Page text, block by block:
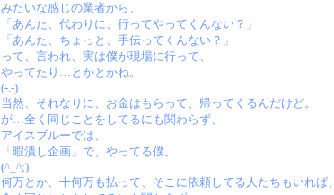
みたいな感じの業者から、
「あんた、代わりに、行ってやってくんない？」
「あんた、ちょっと、手伝ってくんない？」
って、言われ、実は僕が現場に行って、
やってたり…とかとかね。
(-.-)
当然、それなりに、お金はもらって、帰ってくるんだけど。
が…全く同じことをしてるにも関わらず、
アイスブルーでは、
「暇潰し企画」で、やってる僕。
(^_^;)
何万とか、十何万も払って、そこに依頼してる人たちもいれば、